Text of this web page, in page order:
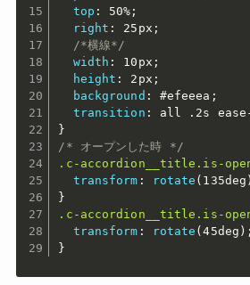
top : 50% ;
right : 25px ;
/*横線*/
width : 10px ;
height : 2px ;
background : #efeeea ;
transition : all .2s
}
/* オープンした時 */
.c-accordion__title.is-
transform : rotate ( 135deg )
}
.c-accordion__title.is-
transform : rotate (45deg ) ;
}